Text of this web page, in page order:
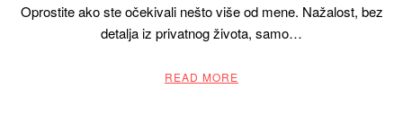
Oprostite ako ste očekivali nešto više od mene. Nažalost, bez
detalja iz privatnog života, samo…
READ MORE